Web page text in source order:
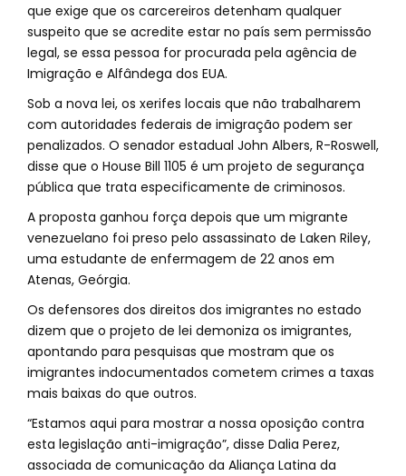
que exige que os carcereiros detenham qualquer
suspeito que se acredite estar no país sem permissão
legal, se essa pessoa for procurada pela agência de
Imigração e Alfândega dos EUA.
Sob a nova lei, os xerifes locais que não trabalharem
com autoridades federais de imigração podem ser
penalizados. O senador estadual John Albers, R-Roswell,
disse que o House Bill 1105 é um projeto de segurança
pública que trata especificamente de criminosos.
A proposta ganhou força depois que um migrante
venezuelano foi preso pelo assassinato de Laken Riley,
uma estudante de enfermagem de 22 anos em
Atenas, Geórgia.
Os defensores dos direitos dos imigrantes no estado
dizem que o projeto de lei demoniza os imigrantes,
apontando para pesquisas que mostram que os
imigrantes indocumentados cometem crimes a taxas
mais baixas do que outros.
“Estamos aqui para mostrar a nossa oposição contra
esta legislação anti-imigração”, disse Dalia Perez,
associada de comunicação da Aliança Latina da